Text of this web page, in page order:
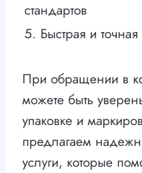
стандартов
5. Быстрая и
При обращении в
можете быть
упаковке и
предлагаем
услуги, которые